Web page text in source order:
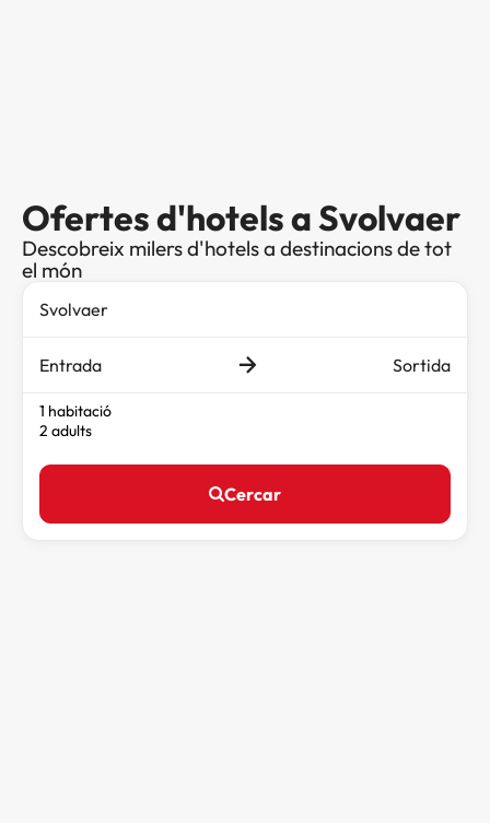
Ofertes d'hotels a Svolvaer
Descobreix milers d'hotels a destinacions de tot
el món
Entrada Sortida
1 habitació
2 adults
Cercar